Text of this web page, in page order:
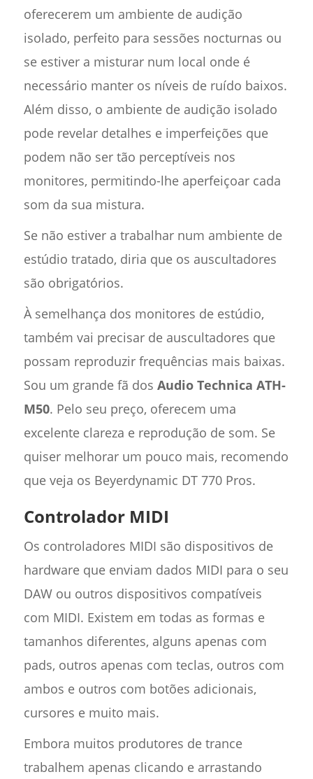
oferecerem um ambiente de audição
isolado, perfeito para sessões nocturnas ou
se estiver a misturar num local onde é
necessário manter os níveis de ruído baixos.
Além disso, o ambiente de audição isolado
pode revelar detalhes e imperfeições que
podem não ser tão perceptíveis nos
monitores, permitindo-lhe aperfeiçoar cada
som da sua mistura.
Se não estiver a trabalhar num ambiente de
estúdio tratado, diria que os auscultadores
são obrigatórios.
À semelhança dos monitores de estúdio,
também vai precisar de auscultadores que
possam reproduzir frequências mais baixas.
Sou um grande fã dos Audio Technica ATH-
M50. Pelo seu preço, oferecem uma
excelente clareza e reprodução de som. Se
quiser melhorar um pouco mais, recomendo
que veja os Beyerdynamic DT 770 Pros.
Controlador MIDI
Os controladores MIDI são dispositivos de
hardware que enviam dados MIDI para o seu
DAW ou outros dispositivos compatíveis
com MIDI. Existem em todas as formas e
tamanhos diferentes, alguns apenas com
pads, outros apenas com teclas, outros com
ambos e outros com botões adicionais,
cursores e muito mais.
Embora muitos produtores de trance
trabalhem apenas clicando e arrastando